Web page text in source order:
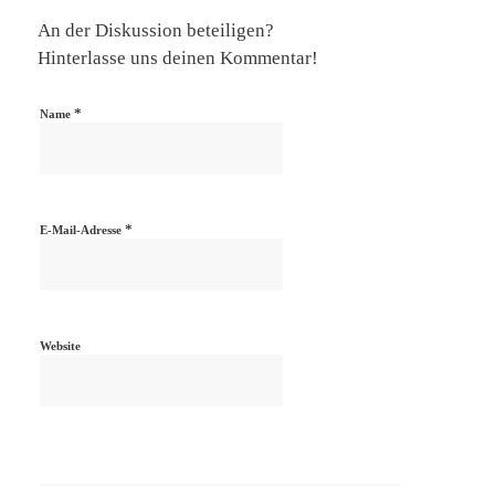
An der Diskussion beteiligen?
Hinterlasse uns deinen Kommentar!
Name *
E-Mail-Adresse *
Website